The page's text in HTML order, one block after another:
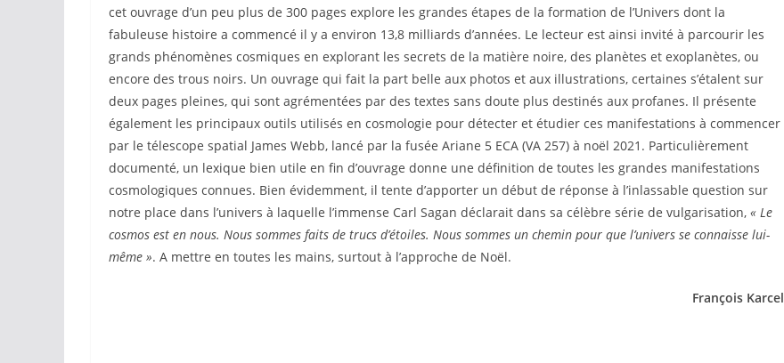
cet ouvrage d’un peu plus de 300 pages explore les grandes étapes de la formation de l’Univers dont la
fabuleuse histoire a commencé il y a environ 13,8 milliards d’années. Le lecteur est ainsi invité à parcourir les
grands phénomènes cosmiques en explorant les secrets de la matière noire, des planètes et exoplanètes, ou
encore des trous noirs. Un ouvrage qui fait la part belle aux photos et aux illustrations, certaines s’étalent sur
deux pages pleines, qui sont agrémentées par des textes sans doute plus destinés aux profanes. Il présente
également les principaux outils utilisés en cosmologie pour détecter et étudier ces manifestations à commencer
par le télescope spatial James Webb, lancé par la fusée Ariane 5 ECA (VA 257) à noël 2021. Particulièrement
documenté, un lexique bien utile en fin d’ouvrage donne une définition de toutes les grandes manifestations
cosmologiques connues. Bien évidemment, il tente d’apporter un début de réponse à l’inlassable question sur
notre place dans l’univers à laquelle l’immense Carl Sagan déclarait dans sa célèbre série de vulgarisation, « Le
cosmos est en nous. Nous sommes faits de trucs d’étoiles. Nous sommes un chemin pour que l’univers se connaisse lui-
même ». A mettre en toutes les mains, surtout à l’approche de Noël.
François Karcel